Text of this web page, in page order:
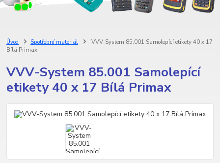
Úvod Spotřební materiál
VVV-System 85.001 Samolepící etikety 40 x 17
Bílá Primax
VVV-System 85.001 Samolepící
etikety 40 x 17 Bílá Primax